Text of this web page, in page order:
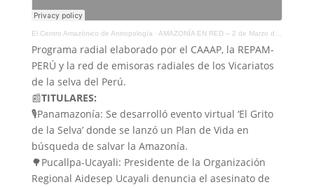
El Centro Amazónico de Antropología · AMAZONÍA EN RED – 2 de Marzo de 2021
Programa radial elaborado por el CAAAP, la REPAM-
PERÚ y la red de emisoras radiales de los Vicariatos
de la selva del Perú.
📰TITULARES:
🎙️Panamazonía: Se desarrolló evento virtual ‘El Grito
de la Selva’ donde se lanzó un Plan de Vida en
búsqueda de salvar la Amazonía.
🌳Pucallpa-Ucayali: Presidente de la Organización
Regional Aidesep Ucayali denuncia el asesinato de